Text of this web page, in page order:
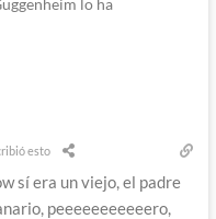
lo ha
esto
sí era un viejo, el padre
peeeeeeeeeeero,